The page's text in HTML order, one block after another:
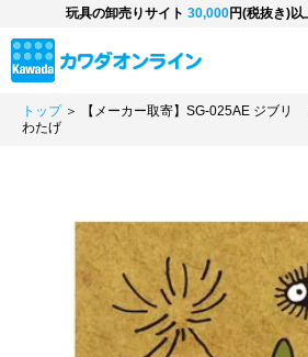
玩具の卸売りサイト 30,000円(税抜き)以
トップ＞ 【メーカー取寄】SG-025AE ジブリ
わたげ